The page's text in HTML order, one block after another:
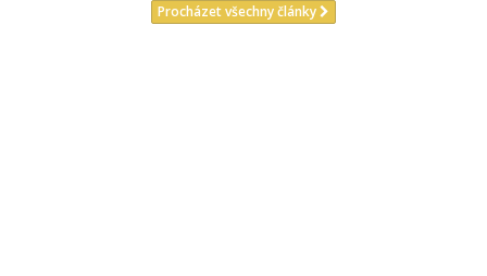
Procházet všechny články